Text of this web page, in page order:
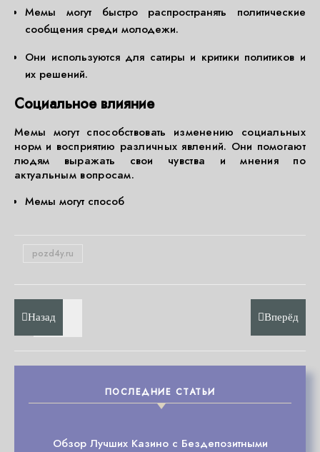
Мемы могут быстро распространять политические
сообщения среди молодежи.
Они используются для сатиры и критики политиков и
их решений.
Социальное влияние
Мемы могут способствовать изменению социальных
норм и восприятию различных явлений. Они помогают
людям выражать свои чувства и мнения по
актуальным вопросам.
Мемы могут способ
pozd4y.ru
Назад Вперёд
ПОСЛЕДНИЕ СТАТЬИ
Обзор Лучших Казино с Бездепозитными